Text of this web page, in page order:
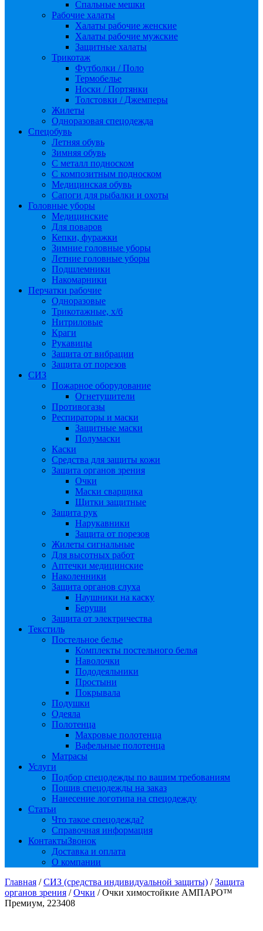
Спальные мешки
Рабочие халаты
Халаты рабочие женские
Халаты рабочие мужские
Защитные халаты
Трикотаж
Футболки / Поло
Термобелье
Носки / Портянки
Толстовки / Джемперы
Жилеты
Одноразовая спецодежда
Спецобувь
Летняя обувь
Зимняя обувь
С металл подноском
С композитным подноском
Медицинская обувь
Сапоги для рыбалки и охоты
Головные уборы
Медицинские
Для поваров
Кепки, фуражки
Зимние головные уборы
Летние головные уборы
Подшлемники
Накомарники
Перчатки рабочие
Одноразовые
Трикотажные, х/б
Нитриловые
Краги
Рукавицы
Защита от вибрации
Защита от порезов
СИЗ
Пожарное оборудование
Огнетушители
Противогазы
Респираторы и маски
Защитные маски
Полумаски
Каски
Средства для защиты кожи
Защита органов зрения
Очки
Маски сварщика
Щитки защитные
Защита рук
Нарукавники
Защита от порезов
Жилеты сигнальные
Для высотных работ
Аптечки медицинские
Наколенники
Защита органов слуха
Наушники на каску
Беруши
Защита от электричества
Текстиль
Постельное белье
Комплекты постельного белья
Наволочки
Пододеяльники
Простыни
Покрывала
Подушки
Одеяла
Полотенца
Махровые полотенца
Вафельные полотенца
Матрасы
Услуги
Подбор спецодежды по вашим требованиям
Пошив спецодежды на заказ
Нанесение логотипа на спецодежду
Статьи
Что такое спецодежда?
Справочная информация
КонтактыЗвонок
Доставка и оплата
О компании
Главная /СИЗ (средства индивидуальной защиты) /Защита
органов зрения /Очки / Очки химостойкие АМПАРО™
Премиум, 223408